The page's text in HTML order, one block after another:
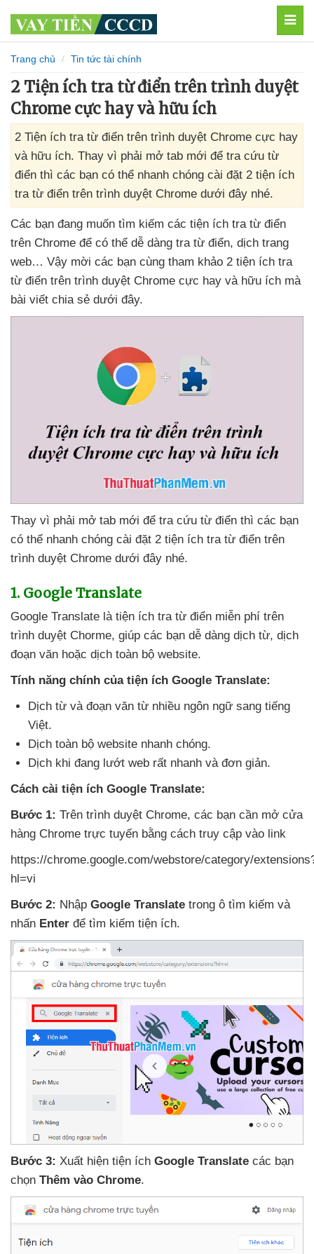
Trang chủ Tin tức tài chính
2 Tiện ích tra từ điển trên trình duyệt
Chrome cực hay và hữu ích
2 Tiện ích tra từ điển trên trình duyệt Chrome cực hay
và hữu ích. Thay vì phải mở tab mới để tra cứu từ
điển thì các bạn có thể nhanh chóng cài đặt 2 tiện ích
tra từ điển trên trình duyệt Chrome dưới đây nhé.
Các bạn đang muốn tìm kiếm các tiện ích tra từ điển
trên Chrome để có thể dễ dàng tra từ điển, dịch trang
web… Vậy mời các bạn cùng tham khảo 2 tiện ích tra
từ điển trên trình duyệt Chrome cực hay và hữu ích mà
bài viết chia sẻ dưới đây.
Thay vì phải mở tab mới để tra cứu từ điển thì các bạn
có thể nhanh chóng cài đặt 2 tiện ích tra từ điển trên
trình duyệt Chrome dưới đây nhé.
1. Google Translate
Google Translate là tiện ích tra từ điển miễn phí trên
trình duyệt Chorme, giúp các bạn dễ dàng dịch từ, dịch
đoạn văn hoặc dịch toàn bộ website.
Tính năng chính của tiện ích Google Translate:
Dịch từ và đoạn văn từ nhiều ngôn ngữ sang tiếng
Việt.
Dịch toàn bộ website nhanh chóng.
Dịch khi đang lướt web rất nhanh và đơn giản.
Cách cài tiện ích Google Translate:
Bước 1: Trên trình duyệt Chrome, các bạn cần mở cửa
hàng Chrome trực tuyến bằng cách truy cập vào link
https://chrome.google.com/webstore/category/
hl=vi
Bước 2: Nhập Google Translate trong ô tìm kiếm và
nhấn Enter để tìm kiếm tiện ích.
Bước 3: Xuất hiện tiện ích Google Translate các bạn
chọn Thêm vào Chrome.